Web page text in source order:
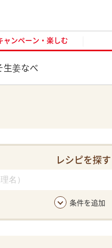
ャンペーン・楽しむ
生姜なべ
レシピを探す
条件を追加